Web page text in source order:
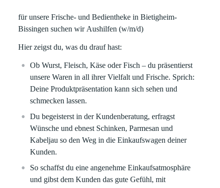
für unsere Frische- und Bedientheke inBietigheim-
Bissingensuchen wir Aushilfen (w/m/d)
Hier zeigst du, was du drauf hast:
Ob Wurst, Fleisch, Käse oder Fisch – du präsentierst
unsere Waren in all ihrer Vielfalt und Frische. Sprich:
Deine Produktpräsentation kann sich sehen und
schmecken lassen.
Du begeisterst in der Kundenberatung, erfragst
Wünsche und ebnest Schinken, Parmesan und
Kabeljau so den Weg in die Einkaufswagen deiner
Kunden.
So schaffst du eine angenehme Einkaufsatmosphäre
und gibst dem Kunden das gute Gefühl, mit